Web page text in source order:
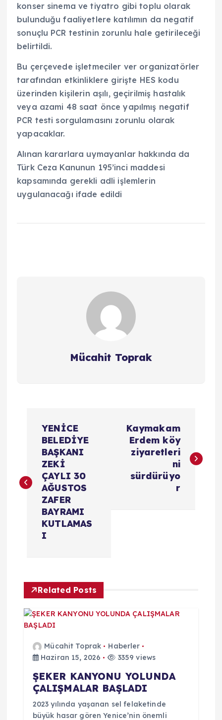
konser sinema ve tiyatro gibi toplu olarak
bulunduğu faaliyetlere katılımın da negatif
sonuçlu PCR testinin zorunlu hale getirileceği
belirtildi.
Bu çerçevede işletmeciler ver organizatörler
tarafından etkinliklere girişte HES kodu
üzerinden kişilerin aşılı, geçirilmiş hastalık
veya azami 48 saat önce yapılmış negatif
PCR testi sorgulamasını zorunlu olarak
yapacaklar.
Alınan kararlara uymayanlar hakkında da
Türk Ceza Kanunun 195’inci maddesi
kapsamında gerekli adli işlemlerin
uygulanacağı ifade edildi
Mücahit Toprak
ı
n
m
YENİCE
BELEDİYE
BAŞKANI
ZEKİ
ÇAYLI 30
AĞUSTOS
ZAFER
BAYRAMI
KUTLAMAS
I
Kaymakam
Erdem köy
ziyaretleri
ni
sürdürüyo
r
Related Posts
Mücahit Toprak
Haberler
Haziran 15, 2026
3359 views
ŞEKER KANYONU YOLUNDA
ÇALIŞMALAR BAŞLADI
2023 yılında yaşanan sel felaketinde
büyük hasar gören Yenice’nin önemli